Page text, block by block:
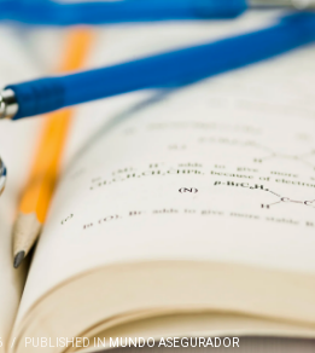
/ PUBLISHED INMUNDO ASEGURADOR